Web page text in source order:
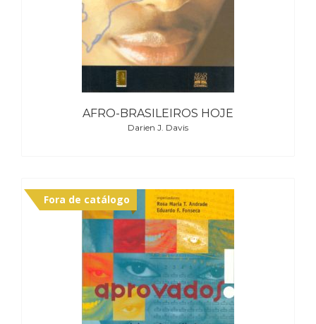
AFRO-BRASILEIROS HOJE
Darien J. Davis
Fora de catálogo